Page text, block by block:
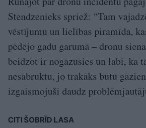
Stendzenieks spriež: “Tam
vēstījumu un lielības piramīda,
pēdējo gadu garumā – dronu
beidzot ir nogāzusies un labi, ka
nesabruktu, jo trakāks būtu
izgaismojuši daudz
CITI ŠOBRĪD LASA